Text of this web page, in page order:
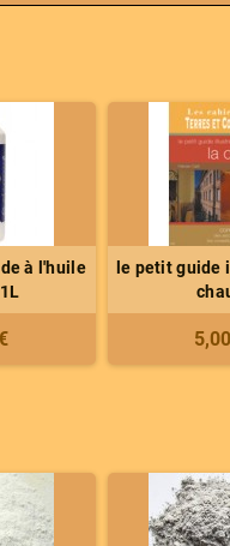
à l'huile
le petit guide